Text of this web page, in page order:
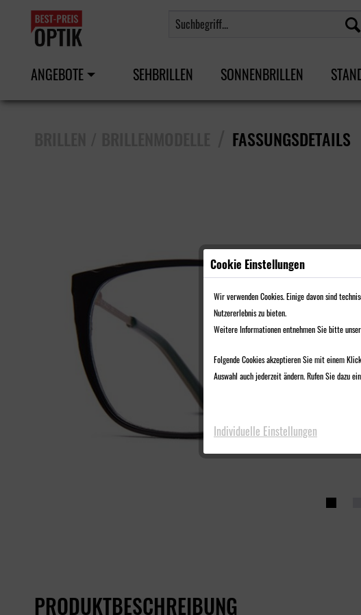
ANGEBOTE SEHBRILLEN SONNENBRILLEN
FASSUNGSDETAILS
PRODUKTBESCHREIBUNG
Cookie Einstellungen
Wir verwenden Cookies. Einige davon sind
Nutzererlebnis zu bieten.
Weitere Informationen entnehmen Sie bitte
Folgende Cookies akzeptieren Sie mit einem
Auswahl auch jederzeit ändern. Rufen Sie dazu
Individuelle Einstellungen